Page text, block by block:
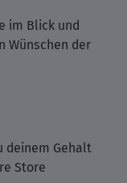
im Blick und
Wünschen der
deinem Gehalt
Store